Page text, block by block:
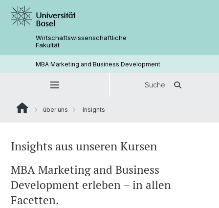
Wirtschaftswissenschaftliche
Fakultät
MBA Marketing and Business Development
Suche
über uns Insights
Insights aus unseren Kursen
MBA Marketing and Business
Development erleben – in allen
Facetten.